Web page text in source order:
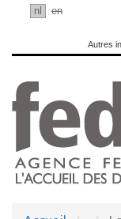
Passer
contenu
principal
nl en
Autres